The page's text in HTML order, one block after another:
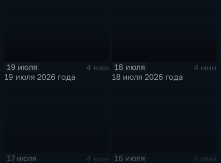
19 июля
4 мин
19 июля 2026 года
18 июля
4 мин
18 июля 2026 года
17 июля
4 мин
16 июля
4 мин